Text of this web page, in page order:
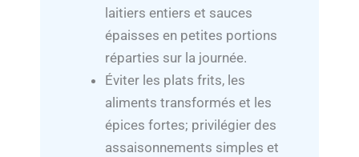
laitiers entiers et sauces
épaisses en petites portions
réparties sur la journée.
Éviter les plats frits, les
aliments transformés et les
épices fortes; privilégier des
assaisonnements simples et